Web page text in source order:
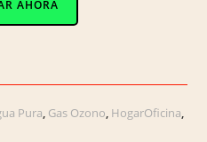
AHORA
Pura, Gas Ozono, HogarOficina,